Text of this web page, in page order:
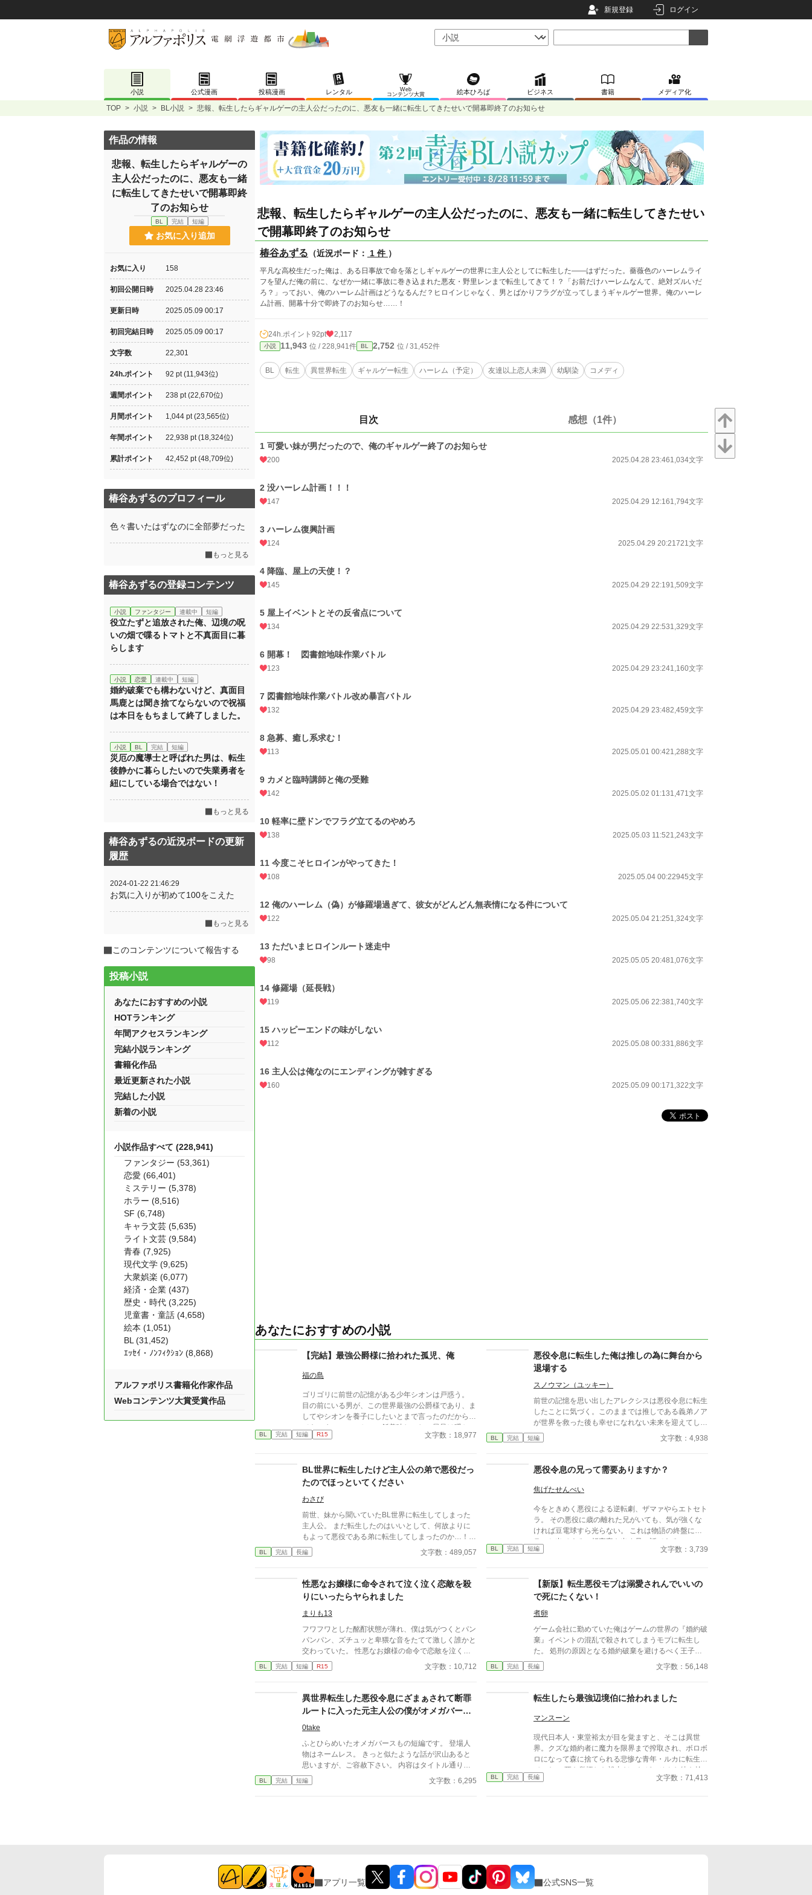
新規登録 ログイン
小説 公式漫画 投稿漫画 レンタル
Web
コンテンツ大賞
絵本ひろば ビジネス 書籍 メディア化
TOP > 小説 > BL小説 > 悲報、転生したらギャルゲーの主人公だったのに、悪友も一緒に転生してきたせいで開幕即終了のお知らせ
悲報、転生したらギャルゲーの主人公だったのに、悪友も一緒に転生してきたせい
で開幕即終了のお知らせ
椿谷あずる （近況ボード： 1 件 ）
平凡な高校生だった俺は、ある日事故で命を落としギャルゲーの世界に主人公としてに転生した――はずだった。薔薇色のハーレムライ
フを望んだ俺の前に、なぜか一緒に事故に巻き込まれた悪友・野里レンまで転生してきて！？「お前だけハーレムなんて、絶対ズルいだ
ろ？」っておい、俺のハーレム計画はどうなるんだ？ヒロインじゃなく、男とばかりフラグが立ってしまうギャルゲー世界。俺のハーレ
ム計画、開幕十分で即終了のお知らせ……！
24h.ポイント 92pt 2,117
小説 11,943 位 / 228,941件 BL 2,752 位 / 31,452件
BL 転生 異世界転生 ギャルゲー転生 ハーレム（予定） 友達以上恋人未満 幼馴染 コメディ
目次 感想（1件）
1 可愛い妹が男だったので、俺のギャルゲー終了のお知らせ
200 2025.04.28 23:461,034文字
2 没ハーレム計画！！！
147 2025.04.29 12:161,794文字
3 ハーレム復興計画
124 2025.04.29 20:21721文字
4 降臨、屋上の天使！？
145 2025.04.29 22:191,509文字
5 屋上イベントとその反省点について
134 2025.04.29 22:531,329文字
6 開幕！ 図書館地味作業バトル
123 2025.04.29 23:241,160文字
7 図書館地味作業バトル改め暴言バトル
132 2025.04.29 23:482,459文字
8 急募、癒し系求む！
113 2025.05.01 00:421,288文字
9 カメと臨時講師と俺の受難
142 2025.05.02 01:131,471文字
10 軽率に壁ドンでフラグ立てるのやめろ
138 2025.05.03 11:521,243文字
11 今度こそヒロインがやってきた！
108 2025.05.04 00:22945文字
12 俺のハーレム（偽）が修羅場過ぎて、彼女がどんどん無表情になる件について
122 2025.05.04 21:251,324文字
13 ただいまヒロインルート迷走中
98 2025.05.05 20:481,076文字
14 修羅場（延長戦）
119 2025.05.06 22:381,740文字
15 ハッピーエンドの味がしない
112 2025.05.08 00:331,886文字
16 主人公は俺なのにエンディングが雑すぎる
160 2025.05.09 00:171,322文字
あなたにおすすめの小説
【完結】最強公爵様に拾われた孤児、俺
福の島
ゴリゴリに前世の記憶がある少年シオンは戸惑う。
目の前にいる男が、この世界最強の公爵様であり、ま
してやシオンを養子にしたいとまで言ったのだから。
でも…まぁ…いっか…ご飯美味しいし、風呂は暖か
い… ……あれ…？ …やばい…俺めちゃくちゃ公爵様
す。 攻めのキャラがブレるし若干変態です。 無表情
系クール最強公爵様×のんき転生主人公(無自覚美形)
BL 完結 短編 R15 文字数：18,977
悪役令息に転生した俺は推しの為に舞台から
退場する
スノウマン（ユッキー）
前世の記憶を思い出したアレクシスは悪役令息に転生
したことに気づく。このままでは推しである義弟ノア
が世界を救った後も幸せになれない未来を迎えてしま
う。それを回避する為に、俺は舞台から退場すること
を選んだ。全てを燃やし尽くす事で。 そんな俺の行
に。
BL 完結 短編 文字数：4,938
BL世界に転生したけど主人公の弟で悪役だっ
たのでほっといてください
わさび
前世、妹から聞いていたBL世界に転生してしまった
主人公。 まだ転生したのはいいとして、何故よりに
もよって悪役である弟に転生してしまったのか…！？
悪役の弟が抱えていたであろう嫉妬に抗いつつ転生生
活を過ごす物語。
BL 完結 長編 文字数：489,057
悪役令息の兄って需要ありますか？
焦げたせんべい
今をときめく悪役による逆転劇、ザマァやらエトセト
ラ。 その悪役に歳の離れた兄がいても、気が強くな
ければ豆電球すら光らない。 これは物語の終盤にチ
ラッと出てくる、折衷案を出す兄の話である。
BL 完結 短編 文字数：3,739
性悪なお嬢様に命令されて泣く泣く恋敵を殺
りにいったらヤられました
まりも13
フワフワとした酩酊状態が薄れ、僕は気がつくとパン
パンパン、ズチュッと卑猥な音をたてて激しく誰かと
交わっていた。 性悪なお嬢様の命令で恋敵を泣く泣
く殺りに行ったら逆にヤラれちゃった、ちょっとアホ
な子の話です。 （ムーンライトノベルにも掲載して
BL 完結 短編 R15 文字数：10,712
【新版】転生悪役モブは溺愛されんでいいの
で死にたくない！
煮卵
ゲーム会社に勤めていた俺はゲームの世界の『婚約破
棄』イベントの混乱で殺されてしまうモブに転生し
た。 処刑の原因となる婚約破棄を避けるべく王子に
友人として接近。 なんか数ヶ月おきに繰り返される
「恋人や出会いのためのお祭り」をできる限り第二皇
きっかけを徹底的に排除する。 最近では監視をつけ
った・・・ やんごとなき血筋のハンサムな王子様を
向けるのはちょっと申し訳ない気もしたが、俺の運命
のためだ。仕方あるまい。 クレバーな立ち振る舞い
により、俺の死亡フラグは完全に回避された・・・
と思ったら、婚約の儀の当日、「私には思い人がいる
のです」 と言いやがる！一体誰だ！？ その日の夜、
新しい小説として投稿しています。 続編出ました 転
生悪役令嬢は溺愛されんでいいので推しカプを見守り
BL 完結 長編 文字数：56,148
異世界転生した悪役令息にざまぁされて断罪
ルートに入った元主人公の僕がオメガバース
ＢＬゲームの世界から逃げるまで
0take
ふとひらめいたオメガバースもの短編です。 登場人
物はネームレス。 きっと似たような話が沢山あると
思いますが、ご容赦下さい。 内容はタイトル通りで
す。 ※2025/08/04追記 お気に入りやしおり、イイね
やエールをありがとうございます！ 嬉しいです！
BL 完結 短編 文字数：6,295
​転生したら最強辺境伯に拾われました
マンスーン
現代日本人・東堂裕太が目を覚ますと、そこは異世
界。クズな婚約者に魔力を限界まで搾取され、ボロボ
ロになって森に捨てられる悲惨な青年・ルカに転生し
ていた。 ​死を覚悟した裕太だったが、そんな彼を拾
い上げたのは、帝国最強の武力を誇り「氷の死神」と
BL 完結 長編 文字数：71,413
作品の情報
悲報、転生したらギャルゲーの
主人公だったのに、悪友も一緒
に転生してきたせいで開幕即終
了のお知らせ
BL 完結 短編
お気に入り追加
お気に入り 158
初回公開日時 2025.04.28 23:46
更新日時 2025.05.09 00:17
初回完結日時 2025.05.09 00:17
文字数 22,301
24h.ポイント 92 pt (11,943位)
週間ポイント 238 pt (22,670位)
月間ポイント 1,044 pt (23,565位)
年間ポイント 22,938 pt (18,324位)
累計ポイント 42,452 pt (48,709位)
椿谷あずるのプロフィール
色々書いたはずなのに全部夢だった
もっと見る
椿谷あずるの登録コンテンツ
小説 ファンタジー 連載中 短編
役立たずと追放された俺、辺境の呪
いの畑で喋るトマトと不真面目に暮
らします
小説 恋愛 連載中 短編
婚約破棄でも構わないけど、真面目
馬鹿とは聞き捨てならないので祝福
は本日をもちまして終了しました。
小説 BL 完結 短編
災厄の魔導士と呼ばれた男は、転生
後静かに暮らしたいので失業勇者を
紐にしている場合ではない！
もっと見る
椿谷あずるの近況ボードの更新
履歴
2024-01-22 21:46:29
お気に入りが初めて100をこえた
もっと見る
このコンテンツについて報告する
投稿小説
あなたにおすすめの小説
HOTランキング
年間アクセスランキング
完結小説ランキング
書籍化作品
最近更新された小説
完結した小説
新着の小説
小説作品すべて (228,941)
ファンタジー (53,361)
恋愛 (66,401)
ミステリー (5,378)
ホラー (8,516)
SF (6,748)
キャラ文芸 (5,635)
ライト文芸 (9,584)
青春 (7,925)
現代文学 (9,625)
大衆娯楽 (6,077)
経済・企業 (437)
歴史・時代 (3,225)
児童書・童話 (4,658)
絵本 (1,051)
BL (31,452)
ｴｯｾｲ・ﾉﾝﾌｨｸｼｮﾝ (8,868)
アルファポリス書籍化作家作品
Webコンテンツ大賞受賞作品
アプリ一覧 公式SNS一覧